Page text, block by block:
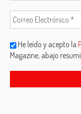
He leído y acepto la
Magazine, abajo